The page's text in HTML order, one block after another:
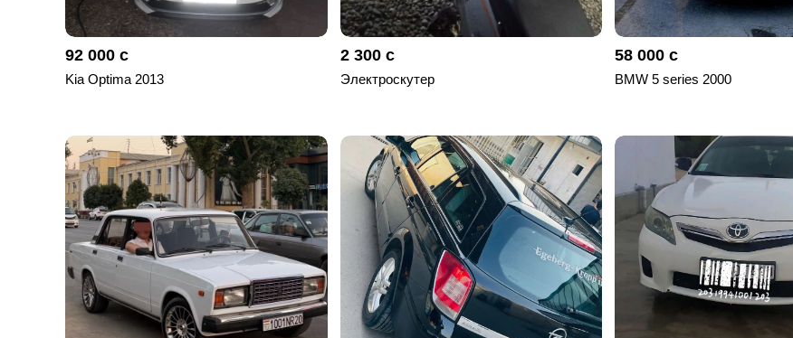
объявления
Скрытые
Повторно
отправленные
объявления
Сделка
Настройки
аккаунта
92 000 с
Kia Optima 2013
2 300 с
Электроскутер
58 000 с
BMW 5 series 2000